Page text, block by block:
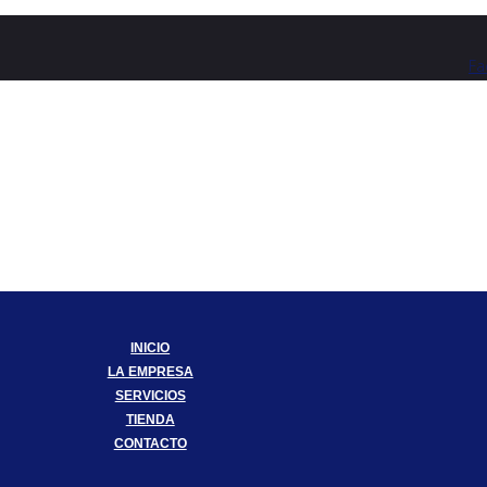
INICIO
LA EMPRESA
SERVICIOS
TIENDA
CONTACTO